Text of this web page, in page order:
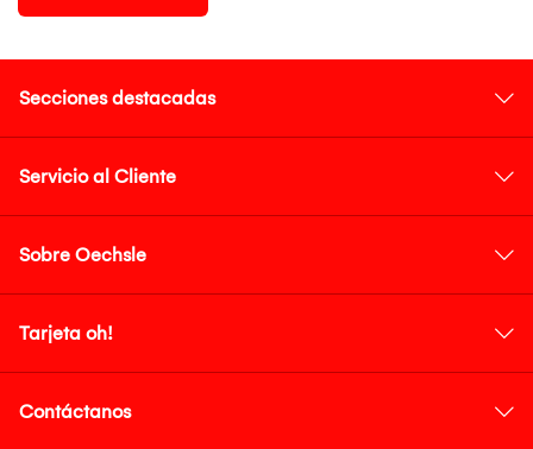
Secciones destacadas
Servicio al Cliente
Sobre Oechsle
Tarjeta oh!
Contáctanos